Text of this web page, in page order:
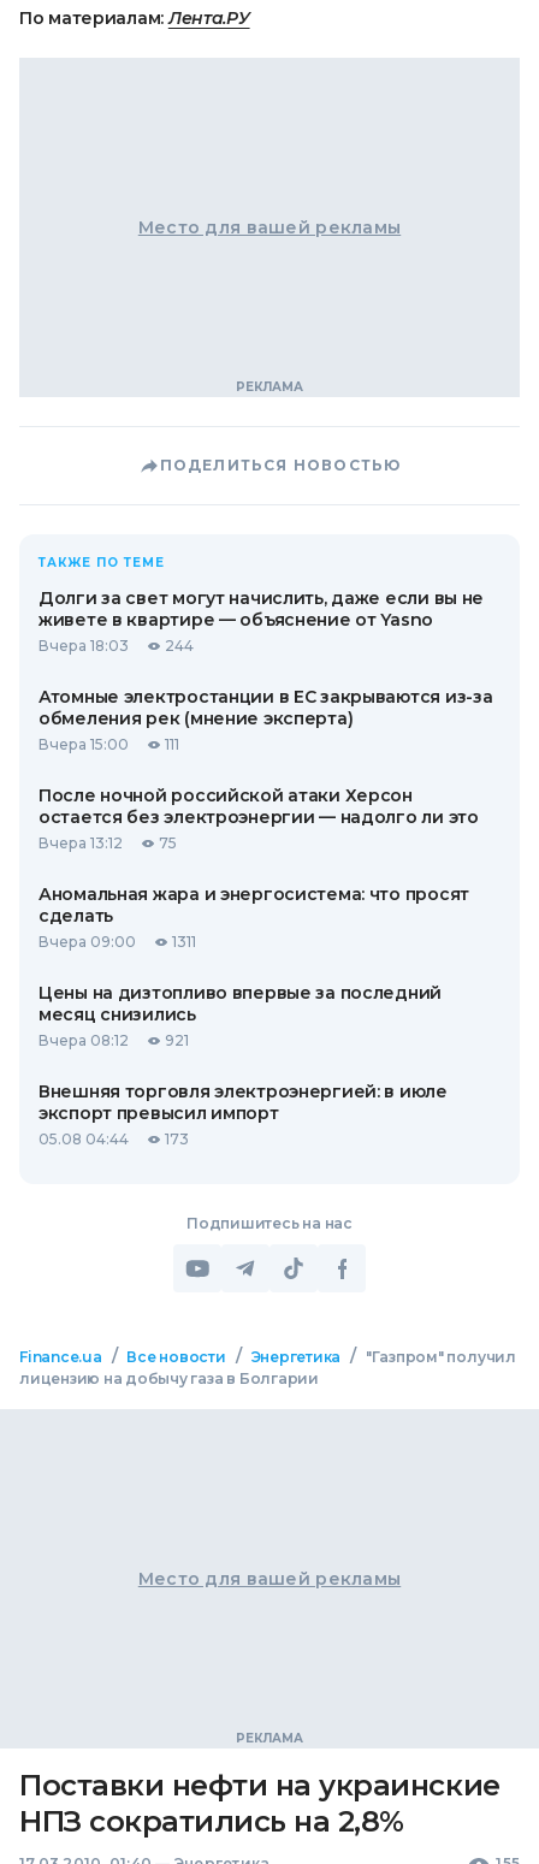
По материалам:Лента.РУ
Место для вашей рекламы
ПОДЕЛИТЬСЯ НОВОСТЬЮ
ТАКЖЕ ПО ТЕМЕ
Долги за свет могут начислить, даже если вы не
живете в квартире — объяснение от Yasno
Вчера 18:03 244
Атомные электростанции в ЕС закрываются из-за
обмеления рек (мнение эксперта)
Вчера 15:00 111
После ночной российской атаки Херсон
остается без электроэнергии — надолго ли это
Вчера 13:12 75
Аномальная жара и энергосистема: что просят
сделать
Вчера 09:00 1311
Цены на дизтопливо впервые за последний
месяц снизились
Вчера 08:12 921
Внешняя торговля электроэнергией: в июле
экспорт превысил импорт
05.08 04:44 173
Подпишитесь на нас
Finance.ua / Все новости / Энергетика /
"Газпром" получил
лицензию на добычу газа в Болгарии
Место для вашей рекламы
Поставки нефти на украинские
НПЗ сократились на 2,8%